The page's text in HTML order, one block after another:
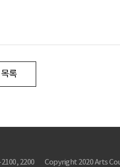
목록
2200 Copyright 2020 Arts